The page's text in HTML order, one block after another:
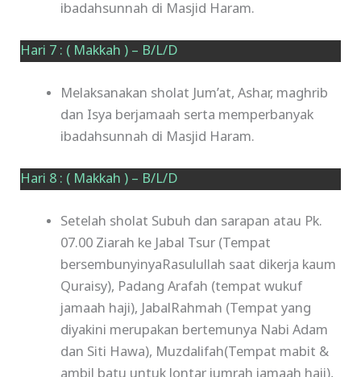
ibadahsunnah di Masjid Haram.
Hari 7 : ( Makkah ) – B/L/D
Melaksanakan sholat Jum’at, Ashar, maghrib
dan Isya berjamaah serta memperbanyak
ibadahsunnah di Masjid Haram.
Hari 8 : ( Makkah ) – B/L/D
Setelah sholat Subuh dan sarapan atau Pk.
07.00 Ziarah ke Jabal Tsur (Tempat
bersembunyinyaRasulullah saat dikerja kaum
Quraisy), Padang Arafah (tempat wukuf
jamaah haji), JabalRahmah (Tempat yang
diyakini merupakan bertemunya Nabi Adam
dan Siti Hawa), Muzdalifah(Tempat mabit &